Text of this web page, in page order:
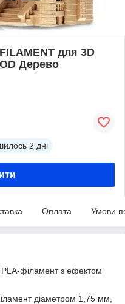
для 3D
Дерево
2 дні
Оплата Умови
філамент з ефектом
діаметром 1,75 мм,